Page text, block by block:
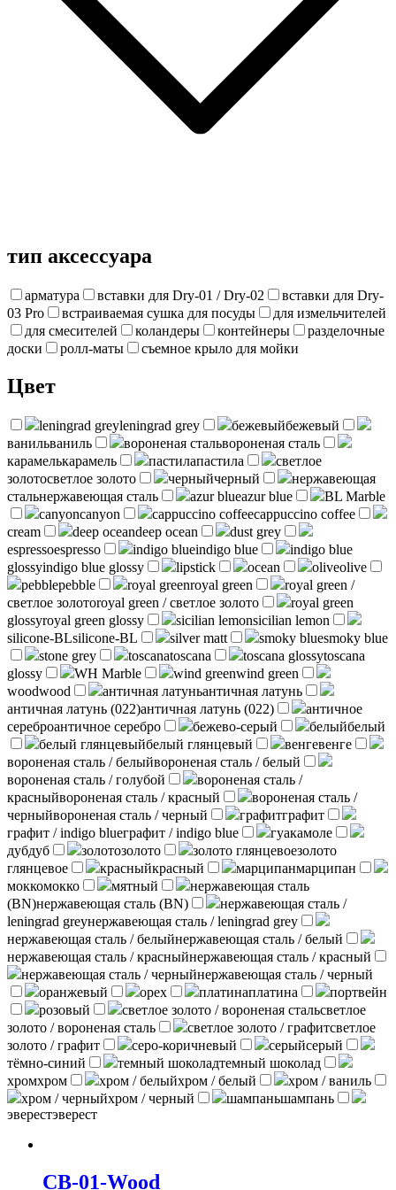
тип аксессуара
арматура вставки для Dry-01 / Dry-02
вставки для Dry-
03 Pro
встраиваемая сушка для посуды
для измельчителей
для смесителей
коландеры контейнеры
разделочные
доски
ролл-маты съемное крыло для мойки
Цвет
leningrad greyleningrad grey бежевыйбежевый
ванильваниль вороненая стальвороненая сталь
карамелькарамель пастилапастила
светлое
золотосветлое золото черныйчерный
нержавеющая
стальнержавеющая сталь azur blueazur blue
BL Marble
canyoncanyon cappuccino coffeecappuccino coffee
cream
deep oceandeep ocean
dust grey
espressoespresso indigo blueindigo blue
indigo blue
glossyindigo blue glossy lipstick ocean oliveolive
pebblepebble royal greenroyal green
royal green /
светлое золотоroyal green / светлое золото
royal green
glossyroyal green glossy sicilian lemonsicilian lemon
silicone-BLsilicone-BL silver matt smoky bluesmoky blue
stone grey
toscanatoscana toscana glossytoscana
glossy
WH Marble wind greenwind green
woodwood античная латуньантичная латунь
античная латунь (022)античная латунь (022)
античное
сереброантичное серебро бежево-серый белыйбелый
белый глянцевыйбелый глянцевый венгевенге
вороненая сталь / белыйвороненая сталь / белый
вороненая сталь / голубой
вороненая сталь /
красныйвороненая сталь / красный
вороненая сталь /
черныйвороненая сталь / черный графитграфит
графит / indigo blueграфит / indigo blue
гуакамоле
дубдуб золотозолото золото глянцевоезолото
глянцевое
красныйкрасный марципанмарципан
моккомокко мятный
нержавеющая сталь
(BN)нержавеющая сталь (BN)
нержавеющая сталь /
leningrad greyнержавеющая сталь / leningrad grey
нержавеющая сталь / белыйнержавеющая сталь / белый
нержавеющая сталь / красныйнержавеющая сталь / красный
нержавеющая сталь / черныйнержавеющая сталь / черный
оранжевый
орех платинаплатина
портвейн
розовый
светлое золото / вороненая стальсветлое
золото / вороненая сталь
светлое золото / графитсветлое
золото / графит
серо-коричневый серыйсерый
тёмно-синий
темный шоколадтемный шоколад
хромхром хром / белыйхром / белый
хром / ваниль
хром / черныйхром / черный шампаньшампань
эверестэверест
CB-01-Wood